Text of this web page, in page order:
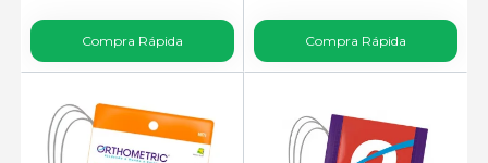
Compra Rápida Compra Rápida